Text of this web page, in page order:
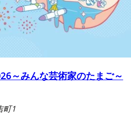
～みんな芸術家のたまご～
町1